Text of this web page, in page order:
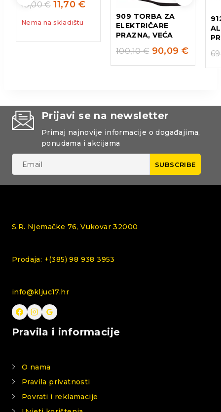
13,00€ 11,70 €
Nema na skladištu
909 TORBA ZA
ELEKTRIČARE
PRAZNA, VEĆA
100,10€ 90,09€
Prijavi se na newsletter
Primaj najnovije informacije o događajima,
ponudama i akcijama
S.R. Njemačke 76, Vukovar 32000
Prodaja: +(385) 98 938 3953
info@kljuc17.hr
Pravila i informacije
O nama
Pravila privatnosti
Povrati i reklamacije